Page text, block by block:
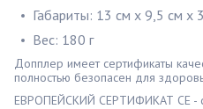
Габариты: 13 см х 9,5 см х
Вес: 180 г
Допплер имеет сертификаты
полностью безопасен для
ЕВРОПЕЙСКИЙ СЕРТИФИКАТ CE -